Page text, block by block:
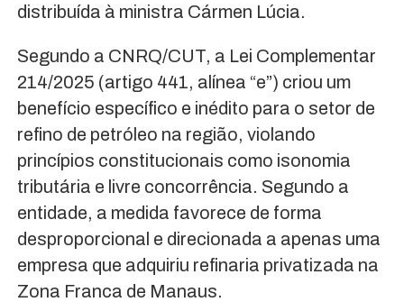
distribuída à ministra Cármen Lúcia.
Segundo a CNRQ/CUT, a Lei Complementar
214/2025 (artigo 441, alínea “e”) criou um
benefício específico e inédito para o setor de
refino de petróleo na região, violando
princípios constitucionais como isonomia
tributária e livre concorrência. Segundo a
entidade, a medida favorece de forma
desproporcional e direcionada a apenas uma
empresa que adquiriu refinaria privatizada na
Zona Franca de Manaus.